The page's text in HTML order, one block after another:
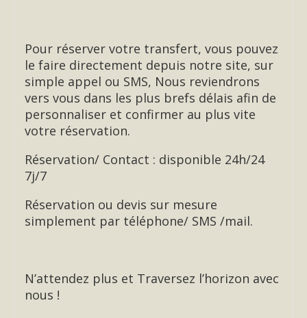
Pour réserver votre transfert, vous pouvez
le faire directement depuis notre site, sur
simple appel ou SMS, Nous reviendrons
vers vous dans les plus brefs délais afin de
personnaliser et confirmer au plus vite
votre réservation.
Réservation/ Contact : disponible 24h/24
7j/7
Réservation ou devis sur mesure
simplement par téléphone/ SMS /mail.
N’attendez plus et Traversez l’horizon avec
nous !